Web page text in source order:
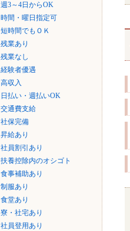
週3～4日からOK
時間・曜日指定可
短時間でもＯＫ
残業あり
残業なし
経験者優遇
高収入
日払い・週払いOK
交通費支給
社保完備
昇給あり
社員割引あり
扶養控除内のオシゴト
食事補助あり
制服あり
食堂あり
寮・社宅あり
社員登用あり